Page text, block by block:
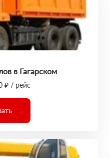
в Гагарском
₽ / рейс